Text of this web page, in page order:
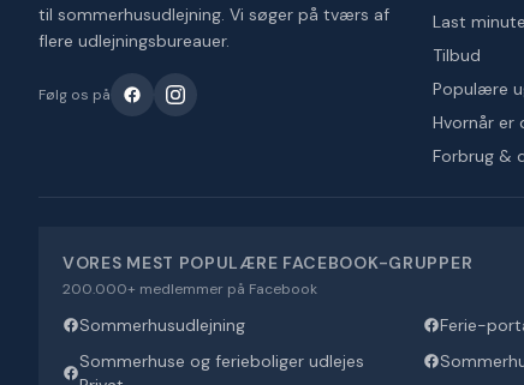
til sommerhusudlejning. Vi søger på tværs af
flere udlejningsbureauer.
Følg os på
Last minute
Tilbud
Populære
Hvornår er
Forbrug &
VORES MEST POPULÆRE FACEBOOK-GRUPPER
200.000+ medlemmer på Facebook
Sommerhusudlejning
Ferie-
Sommerhuse og ferieboliger udlejes